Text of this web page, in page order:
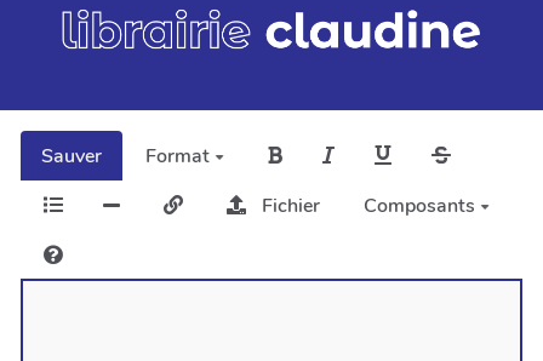
Sauver
Format
Fichier
Composants